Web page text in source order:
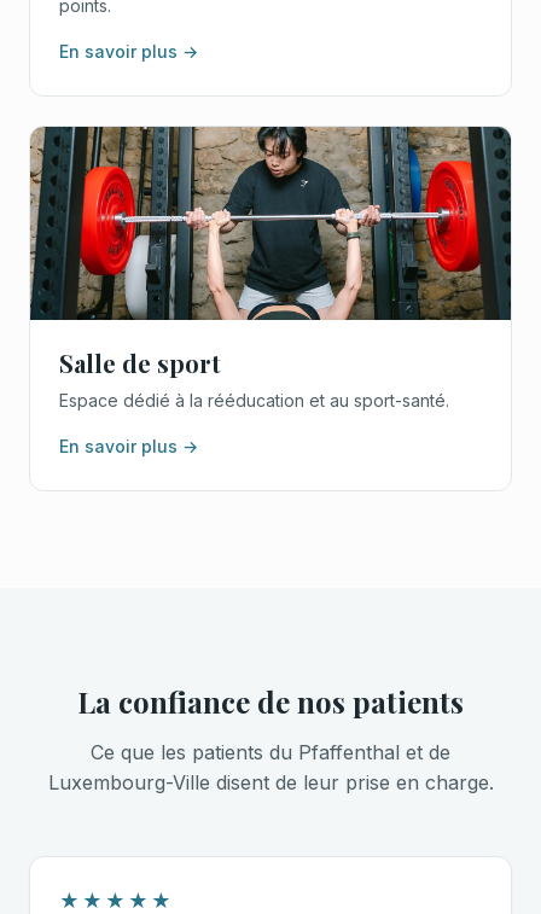
points.
En savoir plus →
Salle de sport
Espace dédié à la rééducation et au sport-santé.
En savoir plus →
La confiance de nos patients
Ce que les patients du Pfaffenthal et de
Luxembourg-Ville disent de leur prise en charge.
★★★★★